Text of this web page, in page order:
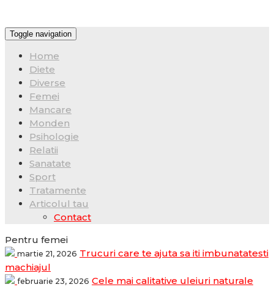
Toggle navigation
Home
Diete
Diverse
Femei
Mancare
Monden
Psihologie
Relatii
Sanatate
Sport
Tratamente
Articolul tau
Contact
Pentru femei
martie 21, 2026 Trucuri care te ajuta sa iti imbunatatesti
machiajul
februarie 23, 2026 Cele mai calitative uleiuri naturale